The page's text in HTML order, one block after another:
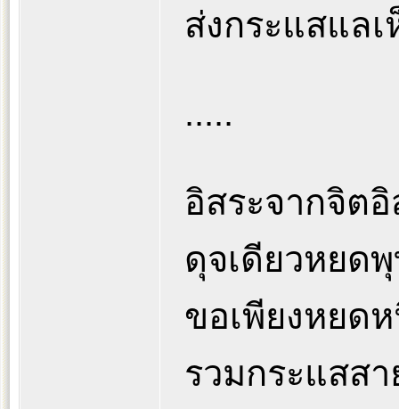
ส่งกระแสแลเ
.....
อิสระจากจิตอิ
ดุจเดียวหยด
ขอเพียงหยด
รวมกระแสส